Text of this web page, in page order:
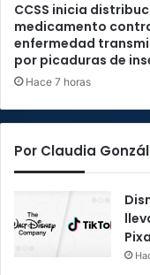
CCSS inicia
medicamento
enfermedad
por picaduras de
Hace 7 horas
Por Claudia